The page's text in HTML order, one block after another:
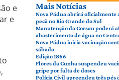
e
e
Mais Notícias
Nova Pádua abrirá oficialmente
pecã no Rio Grande do Sul
Manutenção da Corsan poderá
abastecimento de água no
Nova Pádua inicia vacinação
sábado
Edição 1866
Flores da Cunha suspendeu
gripe por falta de doses
Polícia Civil apreendeu três pés